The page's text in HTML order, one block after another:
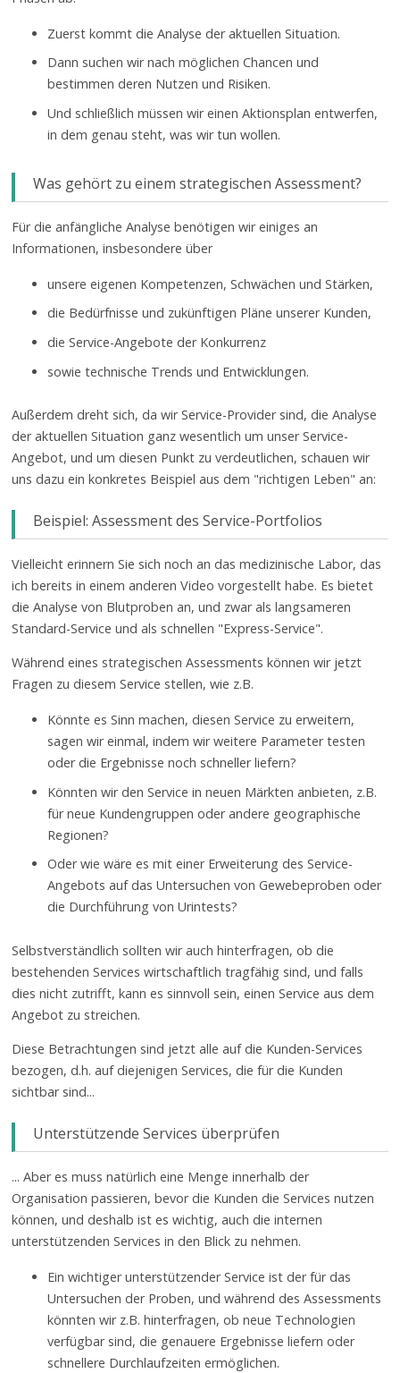
Zuerst kommt die Analyse der aktuellen Situation.
Dann suchen wir nach möglichen Chancen und
bestimmen deren Nutzen und Risiken.
Und schließlich müssen wir einen Aktionsplan entwerfen,
in dem genau steht, was wir tun wollen.
Was gehört zu einem strategischen Assessment?
Für die anfängliche Analyse benötigen wir einiges an
Informationen, insbesondere über
unsere eigenen Kompetenzen, Schwächen und Stärken,
die Bedürfnisse und zukünftigen Pläne unserer Kunden,
die Service-Angebote der Konkurrenz
sowie technische Trends und Entwicklungen.
Außerdem dreht sich, da wir Service-Provider sind, die Analyse
der aktuellen Situation ganz wesentlich um unser Service-
Angebot, und um diesen Punkt zu verdeutlichen, schauen wir
uns dazu ein konkretes Beispiel aus dem "richtigen Leben" an:
Beispiel: Assessment des Service-Portfolios
Vielleicht erinnern Sie sich noch an das medizinische Labor, das
ich bereits in einem anderen Video vorgestellt habe. Es bietet
die Analyse von Blutproben an, und zwar als langsameren
Standard-Service und als schnellen "Express-Service".
Während eines strategischen Assessments können wir jetzt
Fragen zu diesem Service stellen, wie z.B.
Könnte es Sinn machen, diesen Service zu erweitern,
sagen wir einmal, indem wir weitere Parameter testen
oder die Ergebnisse noch schneller liefern?
Könnten wir den Service in neuen Märkten anbieten, z.B.
für neue Kundengruppen oder andere geographische
Regionen?
Oder wie wäre es mit einer Erweiterung des Service-
Angebots auf das Untersuchen von Gewebeproben oder
die Durchführung von Urintests?
Selbstverständlich sollten wir auch hinterfragen, ob die
bestehenden Services wirtschaftlich tragfähig sind, und falls
dies nicht zutrifft, kann es sinnvoll sein, einen Service aus dem
Angebot zu streichen.
Diese Betrachtungen sind jetzt alle auf die Kunden-Services
bezogen, d.h. auf diejenigen Services, die für die Kunden
sichtbar sind...
Unterstützende Services überprüfen
... Aber es muss natürlich eine Menge innerhalb der
Organisation passieren, bevor die Kunden die Services nutzen
können, und deshalb ist es wichtig, auch die internen
unterstützenden Services in den Blick zu nehmen.
Ein wichtiger unterstützender Service ist der für das
Untersuchen der Proben, und während des Assessments
könnten wir z.B. hinterfragen, ob neue Technologien
verfügbar sind, die genauere Ergebnisse liefern oder
schnellere Durchlaufzeiten ermöglichen.